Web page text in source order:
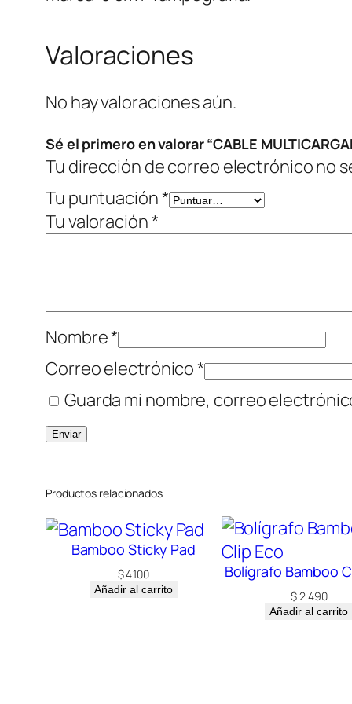
Valoraciones
No hay valoraciones aún.
Sé el primero en valorar “CABLE
Tu dirección de correo electrónico no
Tu puntuación*
Tu valoración*
Nombre*
Correo electrónico*
Guarda mi nombre, correo
Productos relacionados
Bamboo Sticky Pad
$4.100
Añadir al carrito
Bolígrafo Bamboo
$2.490
Añadir al carrito